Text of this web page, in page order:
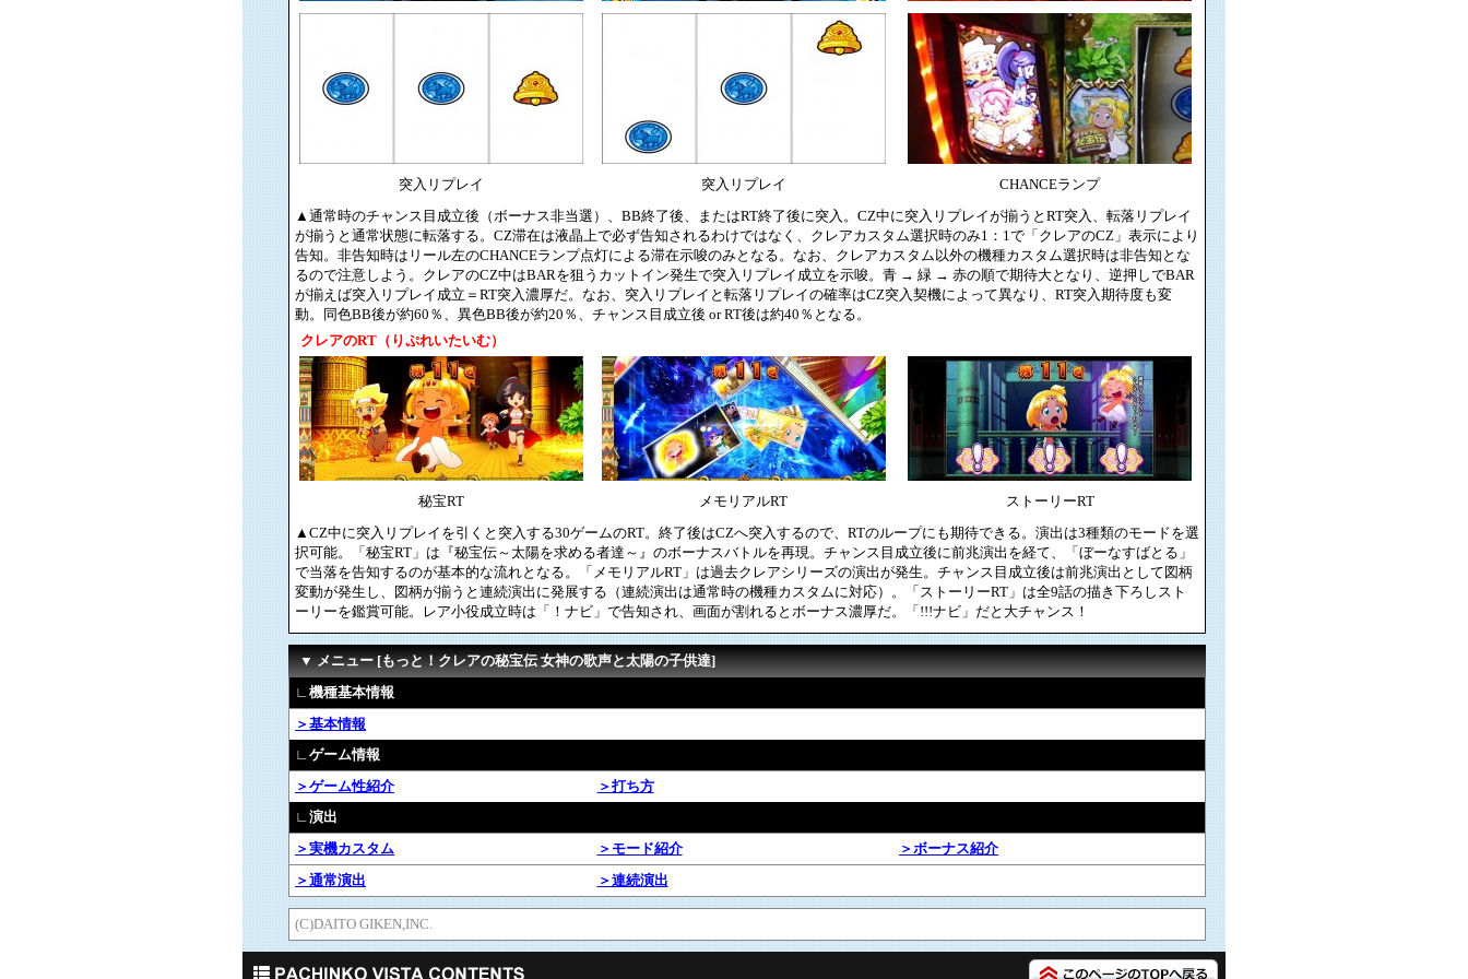
突入リプレイ 突入リプレイ
CHANCEランプ
▲通常時のチャンス目成立後（ボーナス非当選）、BB終了後、またはRT終了後に突入。CZ中に突入リプレイが揃うとRT突入、転落リプレイ
が揃うと通常状態に転落する。CZ滞在は液晶上で必ず告知されるわけではなく、クレアカスタム選択時のみ1：1で「クレアのCZ」表示により
告知。非告知時はリール左のCHANCEランプ点灯による滞在示唆のみとなる。なお、クレアカスタム以外の機種カスタム選択時は非告知とな
るので注意しよう。クレアのCZ中はBARを狙うカットイン発生で突入リプレイ成立を示唆。青 → 緑 → 赤の順で期待大となり、逆押しでBAR
が揃えば突入リプレイ成立＝RT突入濃厚だ。なお、突入リプレイと転落リプレイの確率はCZ突入契機によって異なり、RT突入期待度も変
動。同色BB後が約60％、異色BB後が約20％、チャンス目成立後 or RT後は約40％となる。
クレアのRT（りぷれいたいむ）
秘宝RT メモリアルRT
ストーリーRT
▲CZ中に突入リプレイを引くと突入する30ゲームのRT。終了後はCZへ突入するので、RTのループにも期待できる。演出は3種類のモードを選
択可能。「秘宝RT」は『秘宝伝～太陽を求める者達～』のボーナスバトルを再現。チャンス目成立後に前兆演出を経て、「ぼーなすばとる」
で当落を告知するのが基本的な流れとなる。「メモリアルRT」は過去クレアシリーズの演出が発生。チャンス目成立後は前兆演出として図柄
変動が発生し、図柄が揃うと連続演出に発展する（連続演出は通常時の機種カスタムに対応）。「ストーリーRT」は全9話の描き下ろしスト
ーリーを鑑賞可能。レア小役成立時は「！ナビ」で告知され、画面が割れるとボーナス濃厚だ。「!!!ナビ」だと大チャンス！
▼ メニュー [もっと！クレアの秘宝伝 女神の歌声と太陽の子供達]
∟機種基本情報
＞基本情報
∟ゲーム情報
＞ゲーム性紹介
＞打ち方
∟演出
＞実機カスタム
＞モード紹介
＞ボーナス紹介
＞通常演出
＞連続演出
(C)DAITO GIKEN,INC.